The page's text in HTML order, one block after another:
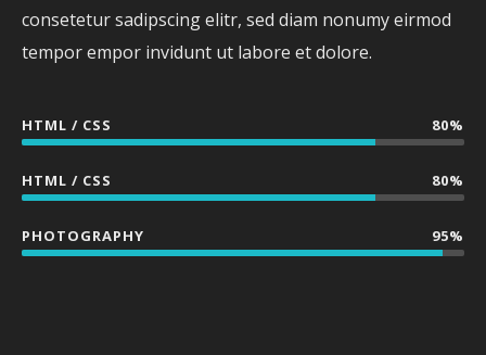
consetetur sadipscing elitr, sed diam nonumy eirmod
tempor empor invidunt ut labore et dolore.
HTML / CSS 80%
HTML / CSS 80%
PHOTOGRAPHY 95%